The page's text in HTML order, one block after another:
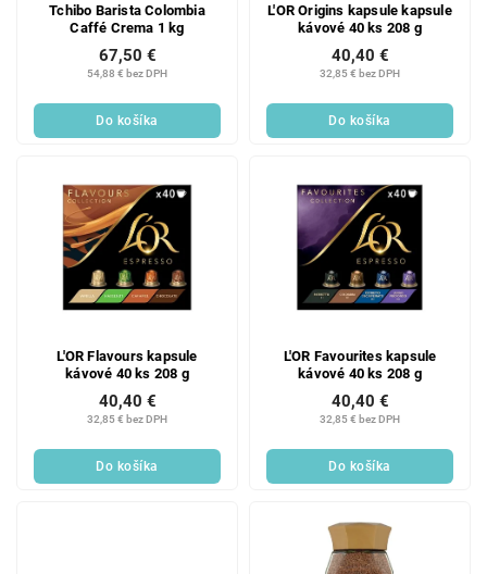
Tchibo Barista Colombia
Caffé Crema 1 kg
54,88 € bez DPH
67,50 €
Do košíka
L'OR Origins kapsule kapsule
kávové 40 ks 208 g
32,85 € bez DPH
40,40 €
Do košíka
L'OR Flavours kapsule
kávové 40 ks 208 g
32,85 € bez DPH
40,40 €
Do košíka
L'OR Favourites kapsule
kávové 40 ks 208 g
32,85 € bez DPH
40,40 €
Do košíka